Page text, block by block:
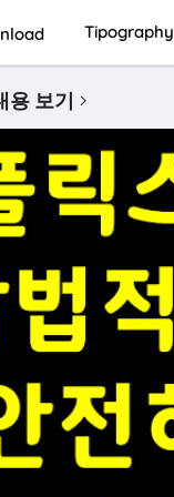
Tipography
용 보기